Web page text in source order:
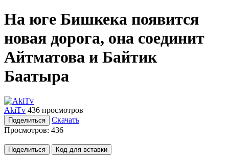
На юге Бишкека появится
новая дорога, она соединит
Айтматова и Байтик
Баатыра
AkiTv 436 просмотров
Поделиться
Скачать
Просмотров: 436
Поделиться Код для вставки